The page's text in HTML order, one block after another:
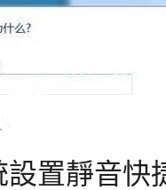
設置靜音快